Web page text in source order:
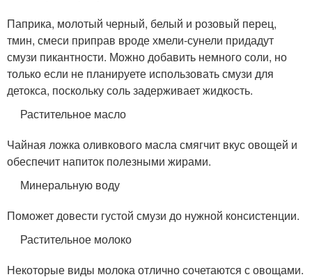
Паприка, молотый черный, белый и розовый перец,
тмин, смеси приправ вроде хмели-сунели придадут
смузи пикантности. Можно добавить немного соли, но
только если не планируете использовать смузи для
детокса, поскольку соль задерживает жидкость.
Растительное масло
Чайная ложка оливкового масла смягчит вкус овощей и
обеспечит напиток полезными жирами.
Минеральную воду
Поможет довести густой смузи до нужной консистенции.
Растительное молоко
Некоторые виды молока отлично сочетаются с овощами.